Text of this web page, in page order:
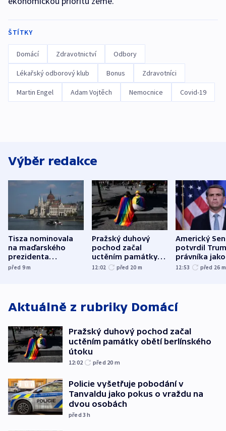
ŠTÍTKY
Domácí Zdravotnictví Odbory
Lékařský odborový klub Bonus Zdravotníci
Martin Engel Adam Vojtěch Nemocnice Covid-19
Výběr redakce
Tisza nominovala
na maďarského
prezidenta
bývalého šéfa
před 9m
Pražský duhový
pochod začal
uctěním památky
obětí berlínského
12:02 před 20 m
Americký
potvrdil
právníka jako
ministra
12:53 před 26 m
Aktuálně z rubriky Domácí
Pražský duhový pochod začal
uctěním památky obětí berlínského
útoku
12:02 před 20 m
Policie vyšetřuje pobodání v
Tanvaldu jako pokus o vraždu na
dvou osobách
před 3h